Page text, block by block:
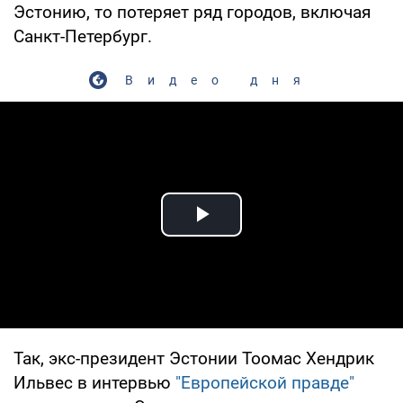
Эстонию, то потеряет ряд городов, включая
Санкт-Петербург.
Видео дня
Play Video
Так, экс-президент Эстонии Тоомас Хендрик
Ильвес в интервью "Европейской правде"